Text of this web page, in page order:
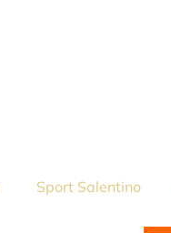
Sport Salentino